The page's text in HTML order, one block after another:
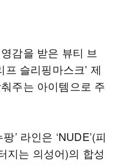
감을 받은 뷰티 브
프 슬리핑마스크’ 제
주는 아이템으로 주
’ 라인은 ‘NUDE’(피
지는 의성어)의 합성